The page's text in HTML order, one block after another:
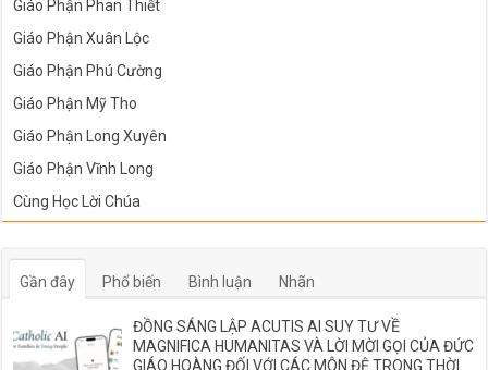
Giáo Phận Phan Thiết
Giáo Phận Xuân Lộc
Giáo Phận Phú Cường
Giáo Phận Mỹ Tho
Giáo Phận Long Xuyên
Giáo Phận Vĩnh Long
Cùng Học Lời Chúa
Gần đây Phổ biến Bình luận Nhãn
ĐỒNG SÁNG LẬP ACUTIS AI SUY TƯ VỀ
MAGNIFICA HUMANITAS VÀ LỜI MỜI GỌI CỦA ĐỨC
GIÁO HOÀNG ĐỐI VỚI CÁC MÔN ĐỆ TRONG THỜI